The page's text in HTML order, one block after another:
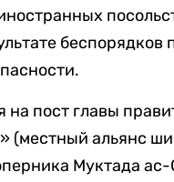
беспорядков
пост главы
(местный альянс
Муктада